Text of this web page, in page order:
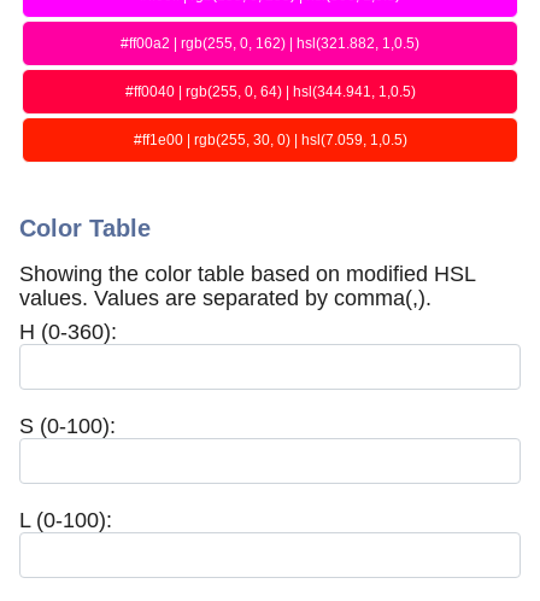
#ff00a2 | rgb(255, 0, 162) | hsl(321.882, 1,0.5)
#ff0040 | rgb(255, 0, 64) | hsl(344.941, 1,0.5)
#ff1e00 | rgb(255, 30, 0) | hsl(7.059, 1,0.5)
Color Table
Showing the color table based on modified HSL
values. Values are separated by comma(,).
H (0-360):
S (0-100):
L (0-100):